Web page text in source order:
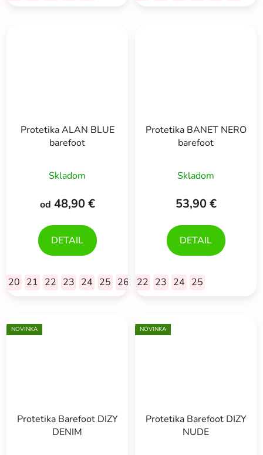
Protetika ALAN BLUE
barefoot
Skladom
od 48,90 €
DETAIL
20 21 22 23 24 25 26 27 28 29 30
Protetika BANET NERO
barefoot
Skladom
53,90 €
DETAIL
22 23 24 25
NOVINKA
Protetika Barefoot DIZY
DENIM
NOVINKA
Protetika Barefoot DIZY
NUDE